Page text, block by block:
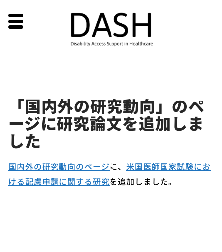
content
「国内外の研究動向」のペ
ージに研究論文を追加しま
した
国内外の研究動向のページに、 米国医師国家試験にお
ける配慮申請に関する研究を追加しました。